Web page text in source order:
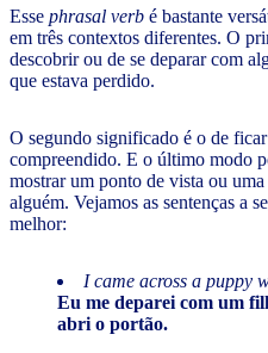
Esse phrasal verb é bastante
em três contextos diferentes. O
descobrir ou de se deparar com
que estava perdido.
O segundo significado é o de
compreendido. E o último modo
mostrar um ponto de vista ou
alguém. Vejamos as sentenças a
melhor:
I came across a puppy
Eu me deparei com um
abri o portão.